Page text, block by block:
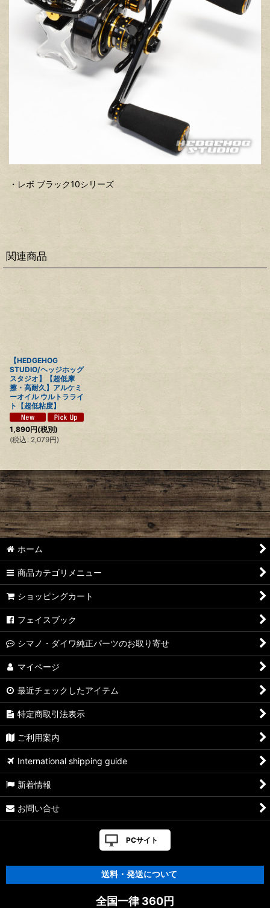
・レボ ブラック10シリーズ
関連商品
【HEDGEHOG
STUDIO/ヘッジホッグ
スタジオ】【超低摩
擦・高耐久】アルケミ
ーオイル ウルトラライ
ト【超低粘度】
1,890円(税別)
(税込 : 2,079円)
ホーム
商品カテゴリメニュー
ショッピングカート
フェイスブック
シマノ・ダイワ純正パーツのお取り寄せ
マイページ
最近チェックしたアイテム
特定商取引法表示
ご利用案内
International shipping guide
新着情報
お問い合せ
PCサイト
送料・発送について
全国一律 360円